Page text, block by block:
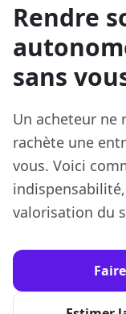
Rendre
sans
Un acheteur ne
rachète une
vous. Voici
valorisation du